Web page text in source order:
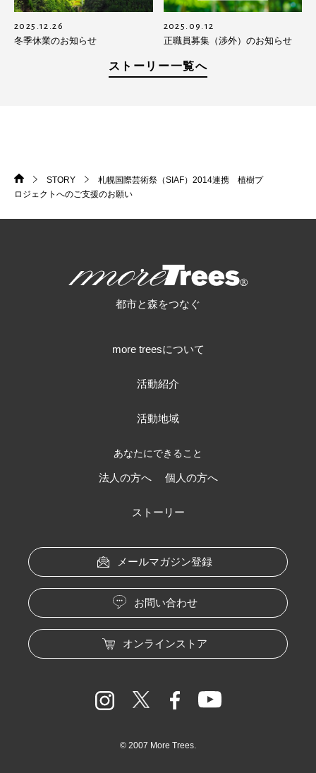
2025.12.26
冬季休業のお知らせ
2025.09.12
正職員募集（渉外）のお知らせ
ストーリー一覧へ
HOME
STORY
>
札幌国際芸術祭（SIAF）2014連携 植樹プ
ロジェクトへのご支援のお願い
都市と森をつなぐ
more treesについて
活動紹介
活動地域
あなたにできること
法人の方へ 個人の方へ
ストーリー
メールマガジン登録
お問い合わせ
オンラインストア
© 2007 More Trees.